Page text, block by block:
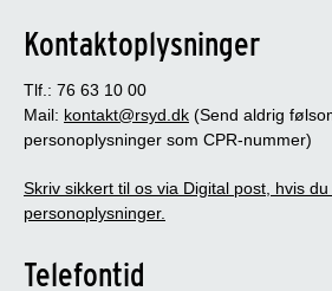
Kontaktoplysninger
Tlf.: 76 63 10 00
Mail: kontakt@rsyd.dk (Send aldrig
personoplysninger som CPR-nummer)
Skriv sikkert til os via Digital post, hvis
personoplysninger.
Telefontid